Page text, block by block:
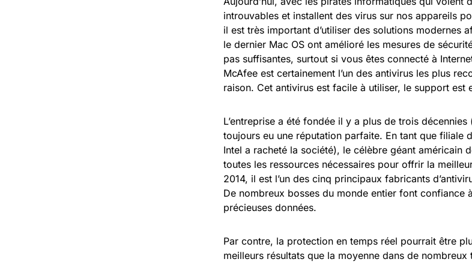
introuvables et installent des virus sur nos appareils
il est très important d’utiliser des solutions modernes
le dernier Mac OS ont amélioré les mesures de
pas suffisantes, surtout si vous êtes connecté à
McAfee est certainement l’un des antivirus les plus
raison. Cet antivirus est facile à utiliser, le support
L’entreprise a été fondée il y a plus de trois
toujours eu une réputation parfaite. En tant que filiale
Intel a racheté la société), le célèbre géant américain
toutes les ressources nécessaires pour offrir la
2014, il est l’un des cinq principaux fabricants
De nombreux bosses du monde entier font confiance
précieuses données.
Par contre, la protection en temps réel pourrait être
meilleurs résultats que la moyenne dans de